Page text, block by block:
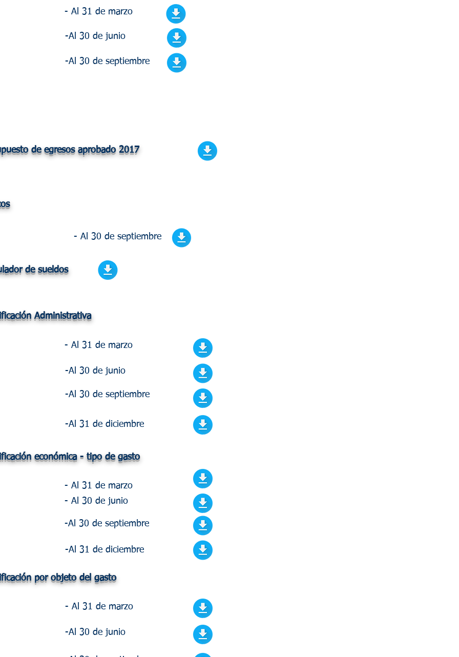
- Al 31 de marzo
-Al 30 de junio
-Al 30 de septiembre
de egresos aprobado 2017
- Al 30 de septiembre
de sueldos
Administrativa
- Al 31 de marzo
-Al 30 de junio
-Al 30 de septiembre
-Al 31 de diciembre
económica - tipo de gasto
- Al 31 de marzo
- Al 30 de junio
-Al 30 de septiembre
-Al 31 de diciembre
por objeto del gasto
- Al 31 de marzo
-Al 30 de junio